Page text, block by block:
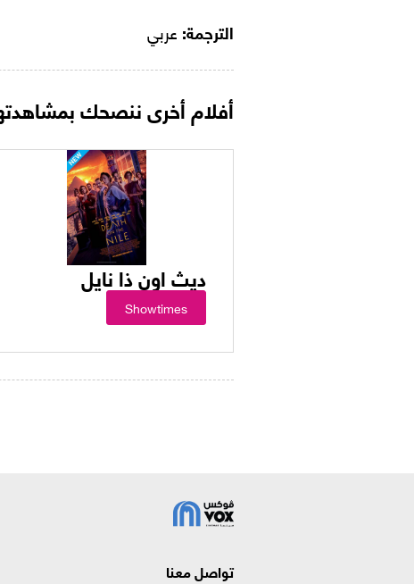
الترجمة: عربي
أفلام أخرى ننصحك
ديث اون ذا نايل
Showtimes
تواصل معنا